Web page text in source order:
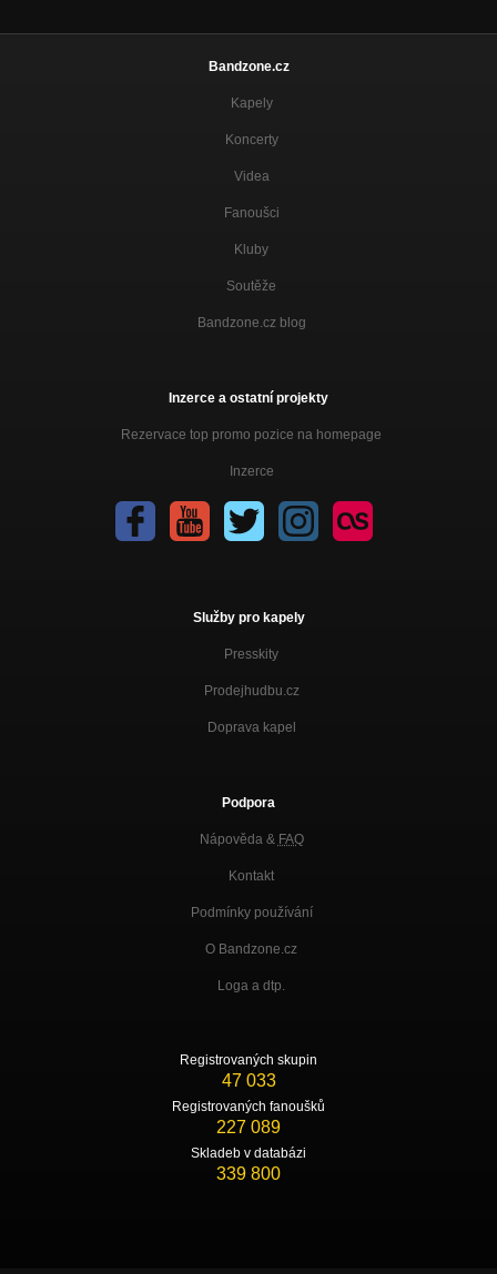
Bandzone.cz
Kapely
Koncerty
Videa
Fanoušci
Kluby
Soutěže
Bandzone.cz blog
Inzerce a ostatní projekty
Rezervace top promo pozice na homepage
Inzerce
Služby pro kapely
Presskity
Prodejhudbu.cz
Doprava kapel
Podpora
Nápověda & FAQ
Kontakt
Podmínky používání
O Bandzone.cz
Loga a dtp.
Registrovaných skupin
47 033
Registrovaných fanoušků
227 089
Skladeb v databázi
339 800